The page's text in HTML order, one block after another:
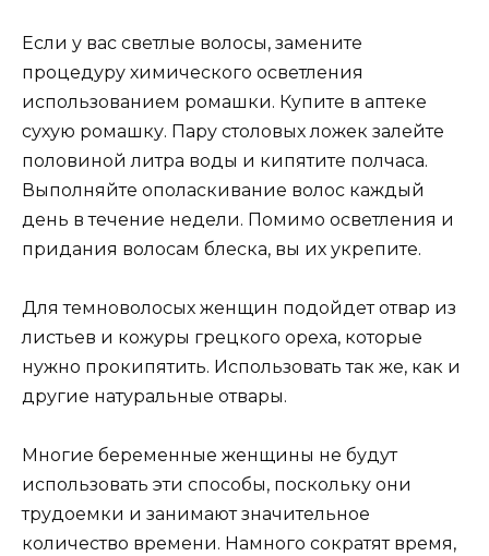
Если у вас светлые волосы, замените
процедуру химического осветления
использованием ромашки. Купите в аптеке
сухую ромашку. Пару столовых ложек залейте
половиной литра воды и кипятите полчаса.
Выполняйте ополаскивание волос каждый
день в течение недели. Помимо осветления и
придания волосам блеска, вы их укрепите.
Для темноволосых женщин подойдет отвар из
листьев и кожуры грецкого ореха, которые
нужно прокипятить. Использовать так же, как и
другие натуральные отвары.
Многие беременные женщины не будут
использовать эти способы, поскольку они
трудоемки и занимают значительное
количество времени. Намного сократят время,